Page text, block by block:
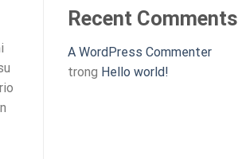
Recent Comments
A WordPress Commenter
trong Hello world!